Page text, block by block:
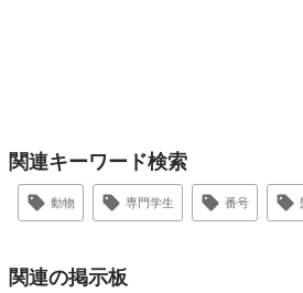
関連キーワード検索
動物 専門学生 番号
関連の掲示板